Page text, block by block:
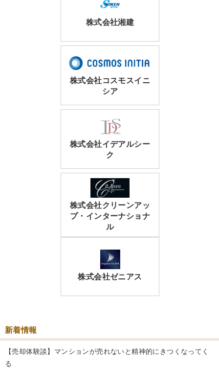
株式会社湘建
株式会社コスモスイニ
シア
株式会社イデアルシー
ク
株式会社クリーンアッ
プ・インターナショナ
ル
株式会社ゼニアス
新着情報
【売却体験談】マンションが売れないと精神的にきつくなってく
る